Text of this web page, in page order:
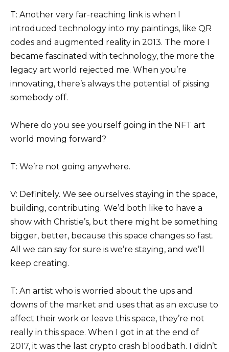
T: Another very far-reaching link is when I
introduced technology into my paintings, like QR
codes and augmented reality in 2013. The more I
became fascinated with technology, the more the
legacy art world rejected me. When you’re
innovating, there’s always the potential of pissing
somebody off.
Where do you see yourself going in the NFT art
world moving forward?
T: We’re not going anywhere.
V: Definitely. We see ourselves staying in the space,
building, contributing. We’d both like to have a
show with Christie’s, but there might be something
bigger, better, because this space changes so fast.
All we can say for sure is we’re staying, and we’ll
keep creating.
T: An artist who is worried about the ups and
downs of the market and uses that as an excuse to
affect their work or leave this space, they’re not
really in this space. When I got in at the end of
2017, it was the last crypto crash bloodbath. I didn’t